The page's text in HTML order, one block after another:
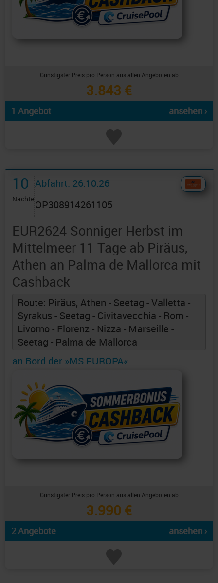
Günstigster Preis pro Person aus allen Angeboten ab
3.843 €
1 Angebot ansehen ›
10
Nächte
Abfahrt: 26.10.26
OP308914261105
EUR2624 Sonniger Herbst im
Mittelmeer 11 Tage ab Piräus,
Athen an Palma de Mallorca mit
Cashback
Route: Piräus, Athen - Seetag - Valletta -
Syrakus - Seetag - Civitavecchia - Rom -
Livorno - Florenz - Nizza - Marseille -
Seetag - Palma de Mallorca
an Bord der »MS EUROPA«
Günstigster Preis pro Person aus allen Angeboten ab
3.990 €
2 Angebote ansehen ›